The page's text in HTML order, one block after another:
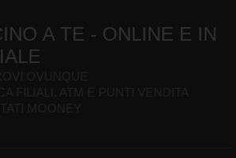
A TE - ONLINE E IN